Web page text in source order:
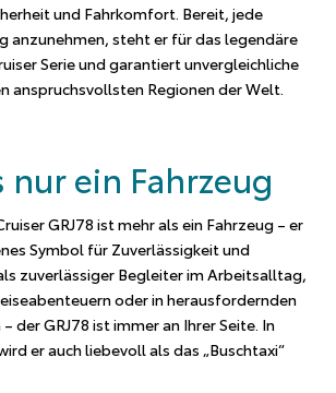
und Fahrkomfort. Bereit, jede
anzunehmen, steht er für das legendäre
Serie und garantiert unvergleichliche
anspruchsvollsten Regionen der Welt.
nur ein Fahrzeug
GRJ78 ist mehr als ein Fahrzeug – er
Symbol für Zuverlässigkeit und
zuverlässiger Begleiter im Arbeitsalltag,
oder in herausfordernden
der GRJ78 ist immer an Ihrer Seite. In
er auch liebevoll als das „Buschtaxi“